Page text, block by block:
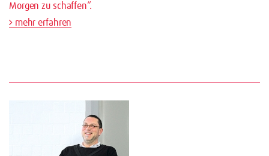
Morgen zu schaffen“.
mehr erfahren